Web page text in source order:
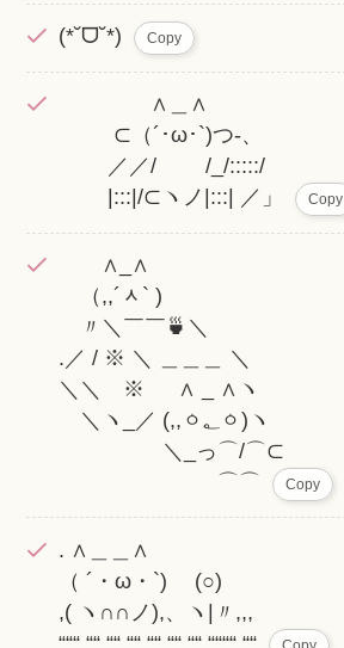
(*˘ᗜ˘*) Copy
∧＿∧
⊂（´･ω･`)つ-、
／／/ /_/:::::/
|:::|/⊂ヽノ|:::| ／」
Copy
∧_∧
（,,´ᆺ` )
〃＼￣￣🍵＼
.／ / ※ ＼ ＿＿＿ ＼
＼＼ ※ ∧ _ ∧ヽ
＼ヽ_／ (,,ㆁ؂ㆁ)ヽ
＼_っ⌒/⌒⊂
⌒⌒
Copy
. ∧＿＿∧
（ ´・ω・`) (○)
,( ヽ∩∩ノ),、ヽ|〃,,,
“““ ““ ““ ““ ““ ““ ““ ““““ ““